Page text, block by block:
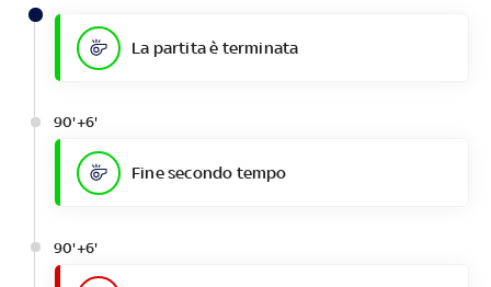
La partita è terminata
90'+6'
Fine secondo tempo
90'+6'